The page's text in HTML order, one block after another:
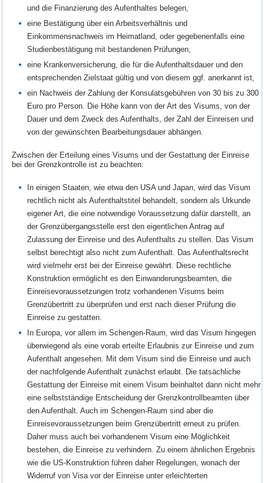
und die Finanzierung des Aufenthaltes belegen,
eine Bestätigung über ein Arbeitsverhältnis und
Einkommensnachweis im Heimatland, oder gegebenenfalls eine
Studienbestätigung mit bestandenen Prüfungen,
eine Krankenversicherung, die für die Aufenthaltsdauer und den
entsprechenden Zielstaat gültig und von diesem ggf. anerkannt ist,
ein Nachweis der Zahlung der Konsulatsgebühren von 30 bis zu 300
Euro pro Person. Die Höhe kann von der Art des Visums, von der
Dauer und dem Zweck des Aufenthalts, der Zahl der Einreisen und
von der gewünschten Bearbeitungsdauer abhängen.
Zwischen der Erteilung eines Visums und der Gestattung der Einreise
bei der Grenzkontrolle ist zu beachten:
In einigen Staaten, wie etwa den USA und Japan, wird das Visum
rechtlich nicht als Aufenthaltstitel behandelt, sondern als Urkunde
eigener Art, die eine notwendige Voraussetzung dafür darstellt, an
der Grenzübergangsstelle erst den eigentlichen Antrag auf
Zulassung der Einreise und des Aufenthalts zu stellen. Das Visum
selbst berechtigt also nicht zum Aufenthalt. Das Aufenthaltsrecht
wird vielmehr erst bei der Einreise gewährt. Diese rechtliche
Konstruktion ermöglicht es den Einwanderungsbeamten, die
Einreisevoraussetzungen trotz vorhandenen Visums beim
Grenzübertritt zu überprüfen und erst nach dieser Prüfung die
Einreise zu gestatten.
In Europa, vor allem im Schengen-Raum, wird das Visum hingegen
überwiegend als eine vorab erteilte Erlaubnis zur Einreise und zum
Aufenthalt angesehen. Mit dem Visum sind die Einreise und auch
der nachfolgende Aufenthalt zunächst erlaubt. Die tatsächliche
Gestattung der Einreise mit einem Visum beinhaltet dann nicht mehr
eine selbstständige Entscheidung der Grenzkontrollbeamten über
den Aufenthalt. Auch im Schengen-Raum sind aber die
Einreisevoraussetzungen beim Grenzübertritt erneut zu prüfen.
Daher muss auch bei vorhandenem Visum eine Möglichkeit
bestehen, die Einreise zu verhindern. Zu einem ähnlichen Ergebnis
wie die US-Konstruktion führen daher Regelungen, wonach der
Widerruf von Visa vor der Einreise unter erleichterten